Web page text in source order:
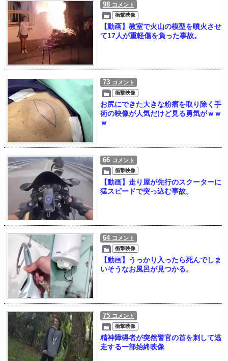
98 コメント
衝撃映像
【動画】教室で火山の模型を噴火させ
て17人が重軽傷を負った事故。
73 コメント
衝撃映像
お尻にできた大きな粉瘤を取り除く手
術の映像が人気だけど見る勇気がｗｗ
ｗ
66 コメント
衝撃映像
【動画】走り屋が先行のスクーターに
猛スピードで突っ込む事故。
64 コメント
衝撃映像
【動画】うっかり入ったら死んでしま
いそうなお風呂が見つかる。
75 コメント
衝撃映像
精神障碍者が突然警官の首を刺して逃
走する一部始終映像